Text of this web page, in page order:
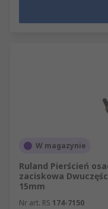
W magazynie
Ruland Pierścień
zaciskowa
15mm
Nr art. RS 174-7150